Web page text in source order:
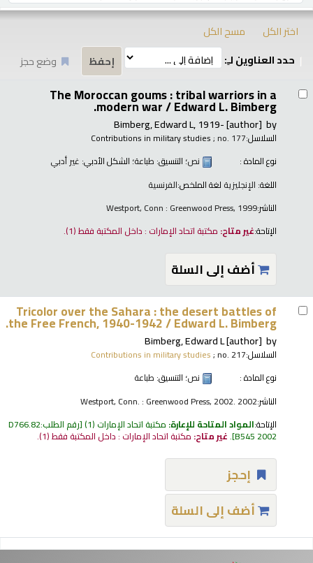
اختر الكل
مسح الكل
حدد العناوين لـِ:
وضع حجز
The Moroccan goums : tribal warriors in a
modern war /Edward L. Bimberg.
by
Bimberg, Edward L, 1919-[author]
السلاسل: Contributions in military studies; no. 177
نوع المادة :
نص؛ التنسيق: طباعة؛ الشكل الأدبي: غير أدبي
اللغة: الإنجليزية لغة الملخص:الفرنسية
الناشر:Westport, Conn : Greenwood Press, 1999
الإتاحة:غير متاح: مكتبة اتحاد الإمارات : داخل المكتبة فقط(1).
أضف إلى السلة
Tricolor over the Sahara : the desert battles of
the Free French, 1940-1942 /Edward L. Bimberg.
by
Bimberg, Edward L[author]
السلاسل: Contributions in military studies; no. 217
نوع المادة :
نص؛ التنسيق: طباعة
الناشر:Westport, Conn. : Greenwood Press, 2002. 2002
الإتاحة:المواد المتاحة للإعارة: مكتبة اتحاد الإمارات (1) رقم الطلب:D766.82
B545 2002
.غير متاح: مكتبة اتحاد الإمارات : داخل المكتبة فقط(1).
إحجز
أضف إلى السلة